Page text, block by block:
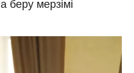
беру мерзімі